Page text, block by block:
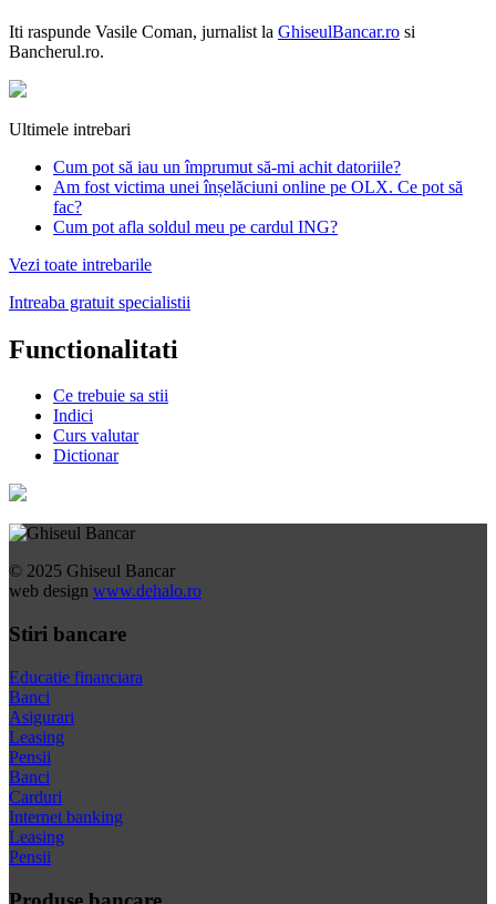
Iti raspunde Vasile Coman, jurnalist la GhiseulBancar.ro si
Bancherul.ro.
Ultimele intrebari
Cum pot să iau un împrumut să-mi achit datoriile?
Am fost victima unei înșelăciuni online pe OLX. Ce pot să
fac?
Cum pot afla soldul meu pe cardul ING?
Vezi toate intrebarile
Intreaba gratuit specialistii
Functionalitati
Ce trebuie sa stii
Indici
Curs valutar
Dictionar
© 2025 Ghiseul Bancar
web design www.dehalo.ro
Stiri bancare
Educatie financiara
Banci
Asigurari
Leasing
Pensii
Banci
Carduri
Internet banking
Leasing
Pensii